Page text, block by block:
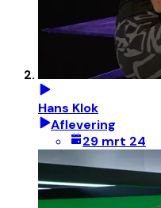
Hans Klok
Aflevering
29 mrt 24